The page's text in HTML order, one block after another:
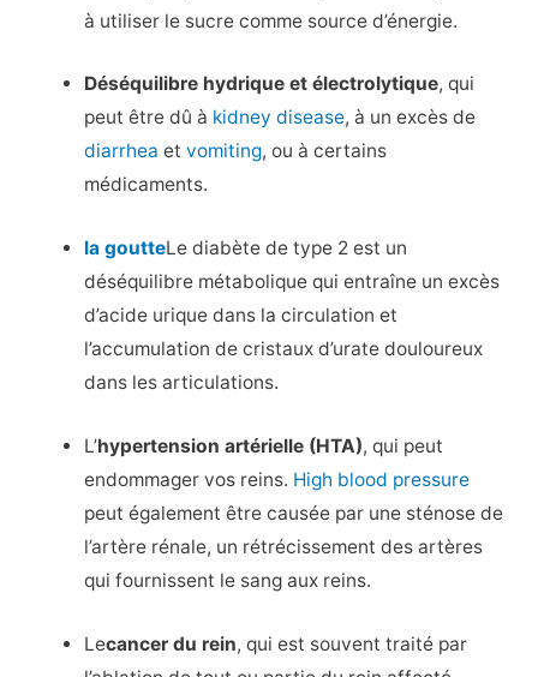
à utiliser le sucre comme source d’énergie.
Déséquilibre hydrique et électrolytique, qui
peut être dû à kidney disease, à un excès de
diarrhea etvomiting, ou à certains
médicaments.
la goutteLe diabète de type 2 est un
déséquilibre métabolique qui entraîne un excès
d’acide urique dans la circulation et
l’accumulation de cristaux d’urate douloureux
dans les articulations.
L’hypertension artérielle (HTA), qui peut
endommager vos reins. High blood pressure
peut également être causée par une sténose de
l’artère rénale, un rétrécissement des artères
qui fournissent le sang aux reins.
Lecancer du rein, qui est souvent traité par